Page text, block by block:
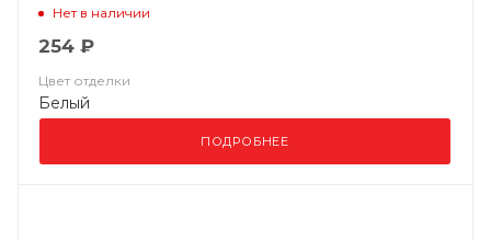
Нет в наличии
254 ₽
Цвет отделки
Белый
ПОДРОБНЕЕ